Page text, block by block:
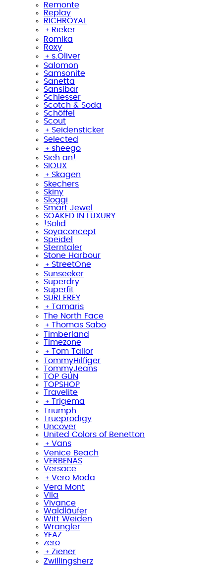
Remonte
Replay
RICHROYAL
﹢ Rieker
Romika
Roxy
﹢ s.Oliver
Salomon
Samsonite
Sanetta
Sansibar
Schiesser
Scotch & Soda
Schöffel
Scout
﹢ Seidensticker
Selected
﹢ sheego
Sieh an!
SIOUX
﹢ Skagen
Skechers
Skiny
Sloggi
Smart Jewel
SOAKED IN LUXURY
!Solid
Soyaconcept
Speidel
Sterntaler
Stone Harbour
﹢ StreetOne
Sunseeker
Superdry
Superfit
SURI FREY
﹢ Tamaris
The North Face
﹢ Thomas Sabo
Timberland
Timezone
﹢ Tom Tailor
TommyHilfiger
TommyJeans
TOP GUN
TOPSHOP
Travelite
﹢ Trigema
Triumph
Trueprodigy
Uncover
United Colors of Benetton
﹢ Vans
Venice Beach
VERBENAS
Versace
﹢ Vero Moda
Vera Mont
Vila
Vivance
Waldläufer
Witt Weiden
Wrangler
YEAZ
zero
﹢ Ziener
Zwillingsherz